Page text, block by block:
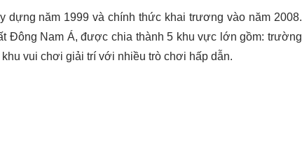
năm 1999 và chính thức khai trương vào năm 2008.
Đông Nam Á, được chia thành 5 khu vực lớn gồm: trường
vui chơi giải trí với nhiều trò chơi hấp dẫn.